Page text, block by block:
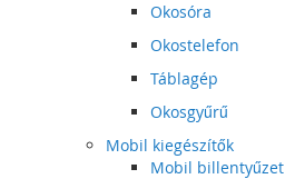
Okosóra
Okostelefon
Táblagép
Okosgyűrű
Mobil kiegészítők
Mobil billentyűzet